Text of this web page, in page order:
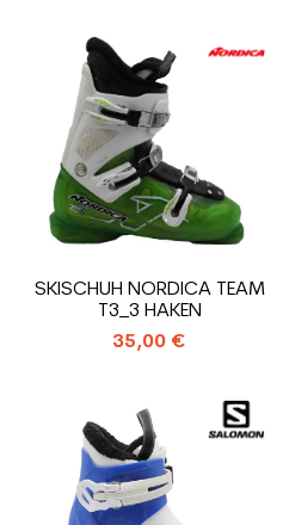
SKISCHUH NORDICA TEAM
T3_3 HAKEN
35,00 €